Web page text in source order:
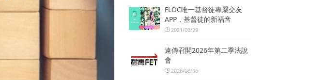
FLOC唯一基督徒專屬交友
APP，基督徒的新福音
2021/03/29
遠傳召開2026年第二季法說
會
2026/08/06